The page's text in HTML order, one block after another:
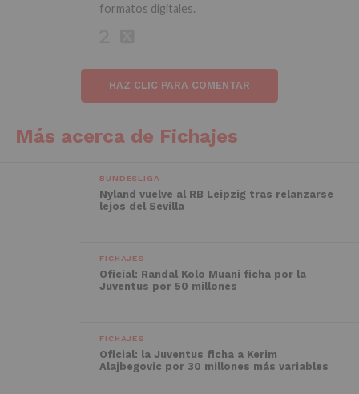
formatos digitales.
HAZ CLIC PARA COMENTAR
Más acerca de Fichajes
BUNDESLIGA
Nyland vuelve al RB Leipzig tras relanzarse
lejos del Sevilla
FICHAJES
Oficial: Randal Kolo Muani ficha por la
Juventus por 50 millones
FICHAJES
Oficial: la Juventus ficha a Kerim
Alajbegovic por 30 millones más variables